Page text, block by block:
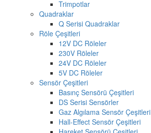
Trimpotlar
Quadraklar
Q Serisi Quadraklar
Röle Çeşitleri
12V DC Röleler
230V Röleler
24V DC Röleler
5V DC Röleler
Sensör Çeşitleri
Basınç Sensörü Çeşitleri
DS Serisi Sensörler
Gaz Algılama Sensör Çeşitleri
Hall-Effect Sensör Çeşitleri